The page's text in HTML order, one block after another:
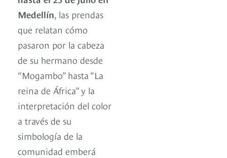
Medellín, las prendas
que relatan cómo
pasaron por la cabeza
de su hermano desde
“Mogambo” hasta “La
reina de África” y la
interpretación del color
a través de su
simbología de la
comunidad emberá